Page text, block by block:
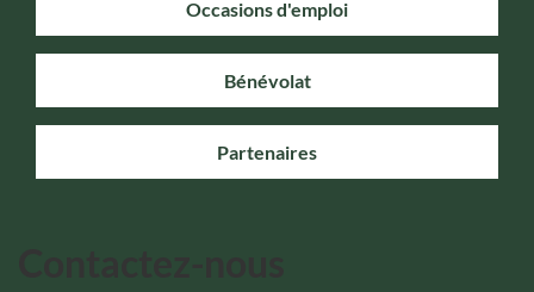
Occasions d'emploi
Bénévolat
Partenaires